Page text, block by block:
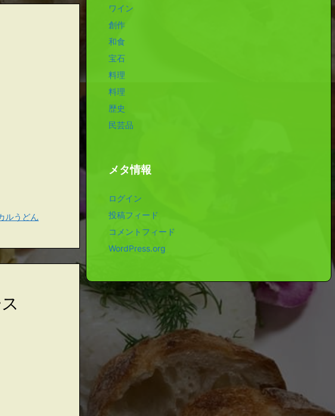
ルうどん
ワイン
創作
和食
宝石
料理
料理
歴史
民芸品
メタ情報
ログイン
投稿フィード
コメントフィード
WordPress.org